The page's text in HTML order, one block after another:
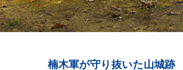
楠木軍が守り抜いた山城跡